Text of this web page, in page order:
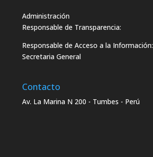
Administración
Responsable de Transparencia:
Responsable de Acceso a la Información:
Secretaria General
Contacto
Av. La Marina N 200 - Tumbes - Perú